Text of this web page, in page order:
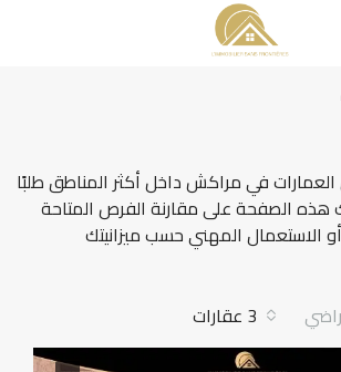
في مراكش داخل أكثر المناطق طلبًا
هذه الصفحة على مقارنة الفرص المتاحة
الاستعمال المهني حسب ميزانيتك
3 عقارات